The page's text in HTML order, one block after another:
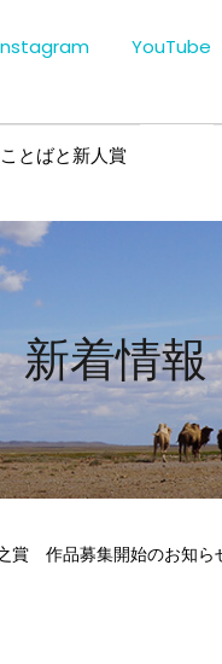
YouTube
ことばと新人賞
新着情報
賞 作品募集開始のお知ら